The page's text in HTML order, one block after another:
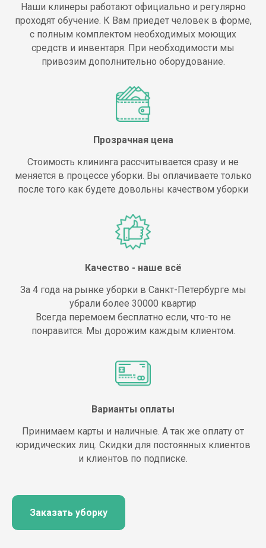
Наши клинеры работают официально и регулярно
проходят обучение. К Вам приедет человек в форме,
с полным комплектом необходимых моющих
средств и инвентаря. При необходимости мы
привозим дополнительно оборудование.
Прозрачная цена
Стоимость клининга рассчитывается сразу и не
меняется в процессе уборки. Вы оплачиваете только
после того как будете довольны качеством уборки
Качество - наше всё
За 4 года на рынке уборки в Санкт-Петербурге мы
убрали более 30000 квартир
Всегда перемоем бесплатно если, что-то не
понравится. Мы дорожим каждым клиентом.
Варианты оплаты
Принимаем карты и наличные. А так же оплату от
юридических лиц. Скидки для постоянных клиентов
и клиентов по подписке.
Заказать уборку